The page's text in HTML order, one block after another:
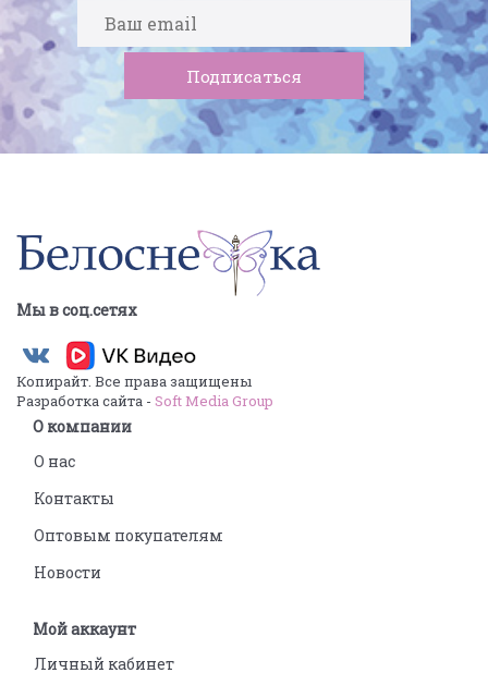
Мы в соц.сетях
Копирайт. Все права защищены
Разработка сайта - Soft Media Group
О компании
О нас
Контакты
Оптовым покупателям
Новости
Мой аккаунт
Личный кабинет